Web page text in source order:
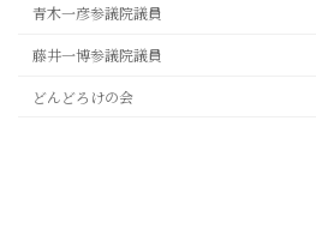
青木一彦参議院議員
藤井一博参議院議員
どんどろけの会